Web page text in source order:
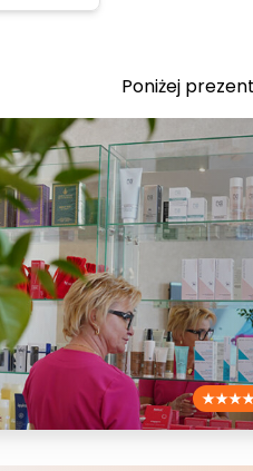
Poniżej